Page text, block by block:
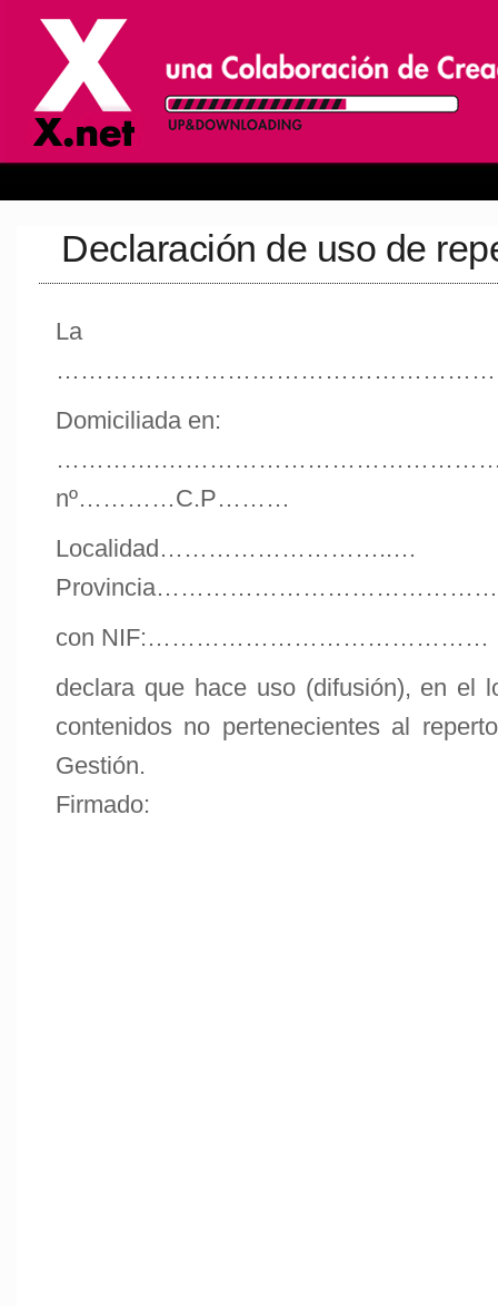
Declaración de uso de
La
Domiciliada en:
nº…………C.P………
Localidad………………………..…
con NIF:……………………………………
declara que hace uso (difusión), en el
contenidos no pertenecientes al
Gestión.
Firmado: